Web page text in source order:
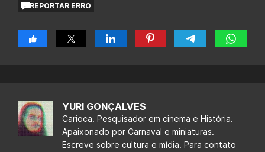
REPORTAR ERRO
YURI GONÇALVES
Carioca. Pesquisador em cinema e História.
Apaixonado por Carnaval e miniaturas.
Escreve sobre cultura e mídia. Para contato